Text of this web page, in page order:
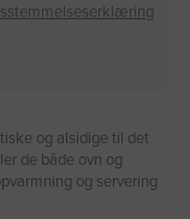
og alsidige til det
de både ovn og
og servering